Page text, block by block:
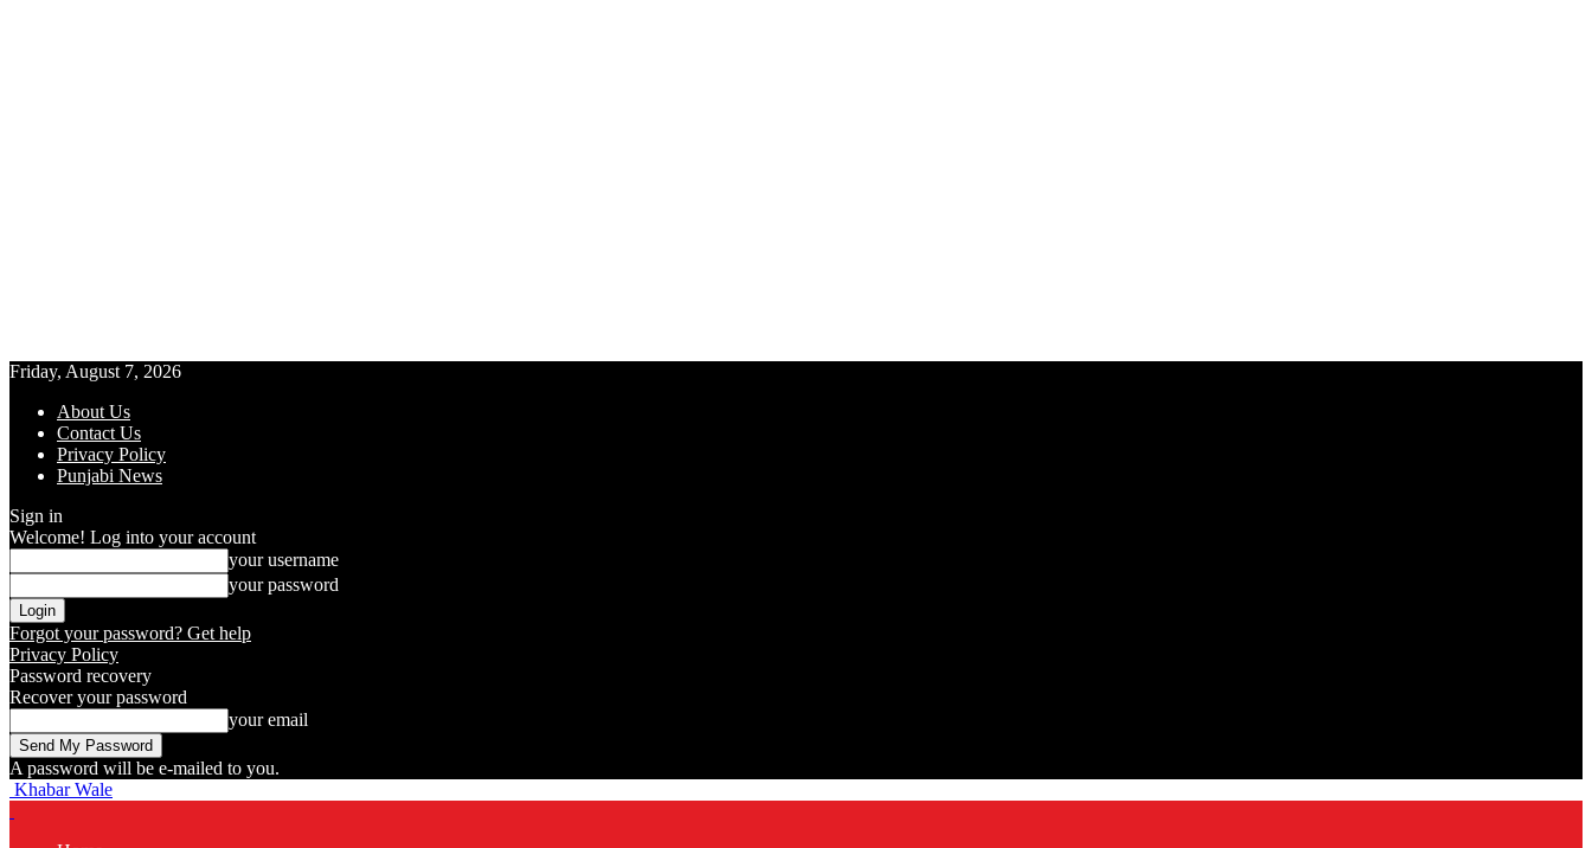
Friday, August 7, 2026
About Us
Contact Us
Privacy Policy
Punjabi News
Sign in
Welcome! Log into your account
your username
your password
Forgot your password? Get help
Privacy Policy
Password recovery
Recover your password
your email
A password will be e-mailed to you.
Khabar Wale